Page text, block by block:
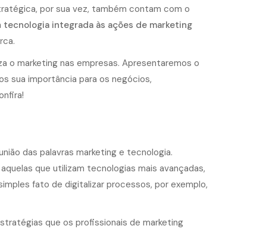
por sua vez, também contam com o
tecnologia integrada às ações de marketing
o marketing nas empresas. Apresentaremos o
sua importância para os negócios,
das palavras marketing e tecnologia.
que utilizam tecnologias mais avançadas,
fato de digitalizar processos, por exemplo,
que os profissionais de marketing